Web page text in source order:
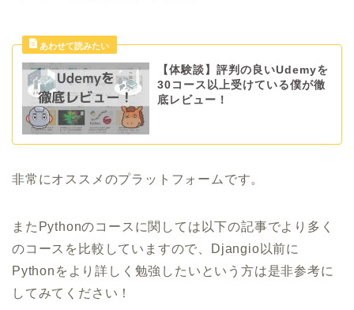
【体験談】評判の良いUdemyを
30コース以上受けている僕が徹
底レビュー！
非常にオススメのプラットフォームです。
またPythonのコースに関しては以下の記事でより多く
のコースを比較していますので、Djangio以前に
Pythonをより詳しく勉強したいという方は是非参考に
してみてください！